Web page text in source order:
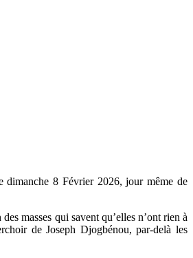
dimanche 8 Février 2026, jour même de
masses qui savent qu’elles n’ont rien à
de Joseph Djogbénou, par-delà les